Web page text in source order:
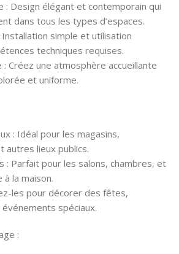
: Design élégant et contemporain qui
dans tous les types d’espaces.
Installation simple et utilisation
techniques requises.
: Créez une atmosphère accueillante
et uniforme.
: Idéal pour les magasins,
autres lieux publics.
: Parfait pour les salons, chambres, et
la maison.
les pour décorer des fêtes,
spéciaux.
: